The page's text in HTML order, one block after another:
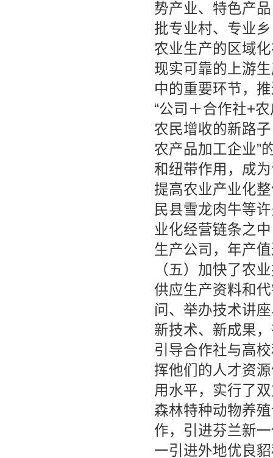
势产业、特色产
批专业村、专业
农业生产的区域
现实可靠的上游
中的重要环节，
“公司＋合作社+
农民增收的新路
农产品加工企业”
和纽带作用，成
提高农业产业化
民县雪龙肉牛等
业化经营链条之
生产公司，年产
（五）加快了农
供应生产资料和
问、举办技术讲
新技术、新成果
引导合作社与高
挥他们的人才资
用水平，实行了
森林特种动物养
作，引进芬兰新
一引进外地优良